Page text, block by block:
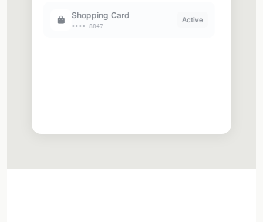
Shopping Card
•••• 8847
Active